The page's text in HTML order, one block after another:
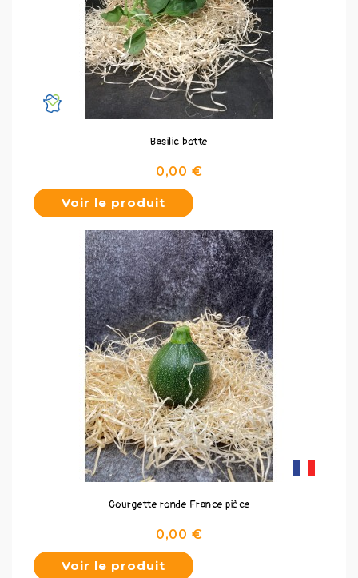
Basilic botte
0,00 €Prix
Voir le produit
Courgette ronde France pièce
0,00 €Prix
Voir le produit